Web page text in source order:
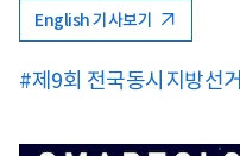
English 기사보기
#제9회 전국동시지방선거